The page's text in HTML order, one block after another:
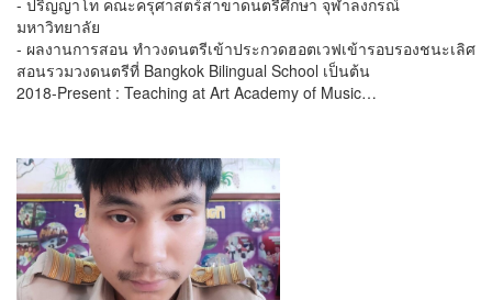
- ปริญญาโท คณะครุศาสตร์สาขาดนตรีศึกษา จุฬาลงกรณ์
มหาวิทยาลัย
- ผลงานการสอน ทำวงดนตรีเข้าประกวดฮอตเวฟเข้ารอบรองชนะเลิศ
สอนรวมวงดนตรีที่ Bangkok Bilingual School เป็นต้น
2018-Present : Teaching at Art Academy of Music…